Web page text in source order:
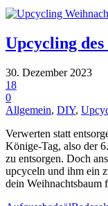
Upcycling
30. Dezember 2023
18
0
Allgemein, DIY,
Verwerten statt
Könige-Tag, also der
zu entsorgen. Doch
upcyceln und ihm ein
dein Weihnachtsbaum